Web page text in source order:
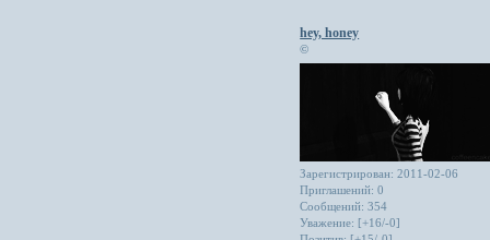
hey, honey
©
Зарегистрирован: 2011-02-06
Приглашений: 0
Сообщений: 354
Уважение: [+16/-0]